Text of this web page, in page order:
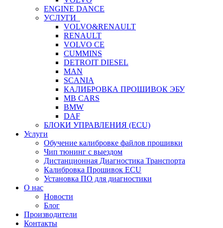
ENGINE DANCE
УСЛУГИ
VOLVO&RENAULT
RENAULT
VOLVO CE
CUMMINS
DETROIT DIESEL
MAN
SCANIA
КАЛИБРОВКА ПРОШИВОК ЭБУ
MB CARS
BMW
DAF
БЛОКИ УПРАВЛЕНИЯ (ECU)
Услуги
Обучение калибровке файлов прошивки
Чип тюнинг с выездом
Дистанционная Диагностика Транспорта
Калибровка Прошивок ECU
Установка ПО для диагностики
О нас
Новости
Блог
Производители
Контакты